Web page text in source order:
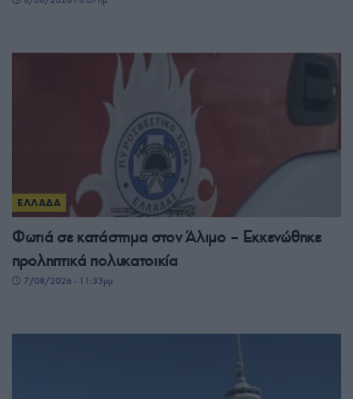
ΕΛΛΑΔΑ
Φωτιά σε κατάστημα στον Άλιμο – Εκκενώθηκε
προληπτικά πολυκατοικία
7/08/2026 - 11:33μμ